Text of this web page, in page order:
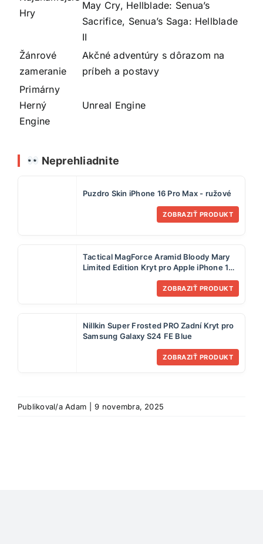
Hry
May Cry, Hellblade: Senua’s
Sacrifice, Senua’s Saga: Hellblade
II
Žánrové
zameranie
Akčné adventúry s dôrazom na
príbeh a postavy
Primárny
Herný
Engine
Unreal Engine
Neprehliadnite
Puzdro Skin iPhone 16 Pro Max - ružové
ZOBRAZIŤ PRODUKT
Tactical MagForce Aramid Bloody Mary
Limited Edition Kryt pro Apple iPhone 14
ZOBRAZIŤ PRODUKT
Nillkin Super Frosted PRO Zadní Kryt pro
Samsung Galaxy S24 FE Blue
ZOBRAZIŤ PRODUKT
Publikoval/aAdam 9 novembra, 2025